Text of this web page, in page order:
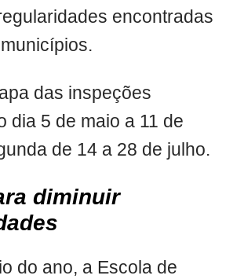
encontradas
das inspeções
dia 5 de maio a 11 de
de 14 a 28 de julho.
diminuir
do ano, a Escola de